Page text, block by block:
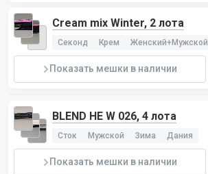
Cream mix Winter, 2 лота
Секонд Крем Женский+Мужской
Показать мешки в наличии
BLEND HE W 026, 4 лота
Сток Мужской Зима Дания
Показать мешки в наличии